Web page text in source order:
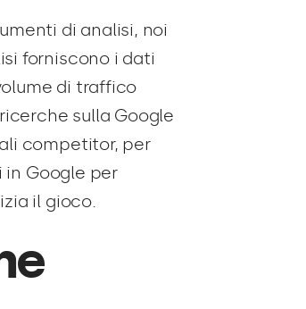
di analisi, noi
forniscono i dati
di traffico
sulla Google
competitor, per
in Google per
il gioco.